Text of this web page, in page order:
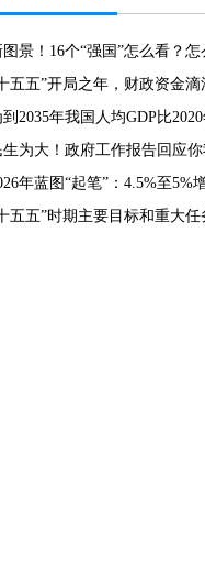
图景！16个“强国”怎么看？怎
五五”开局之年，财政资金
到2035年我国人均GDP比
生为大！政府工作报告回应你
年蓝图“起笔”：4.5%至5%
五五”时期主要目标和重大